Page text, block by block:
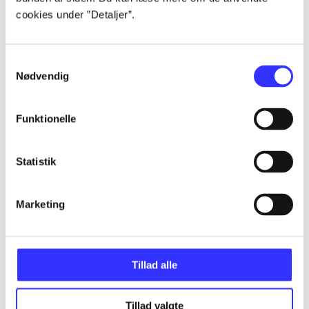
cookies under ”Detaljer”.
Nødvendig
Funktionelle
Statistik
Marketing
Tillad alle
Tillad valgte
...
...
...
...